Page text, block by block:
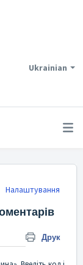
Ukrainian
Налаштування
Друк